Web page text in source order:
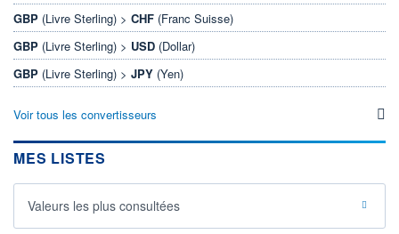
GBP (Livre Sterling) > CHF (Franc Suisse)
GBP (Livre Sterling) > USD (Dollar)
GBP (Livre Sterling) > JPY (Yen)
Voir tous les convertisseurs
MES LISTES
Valeurs les plus consultées